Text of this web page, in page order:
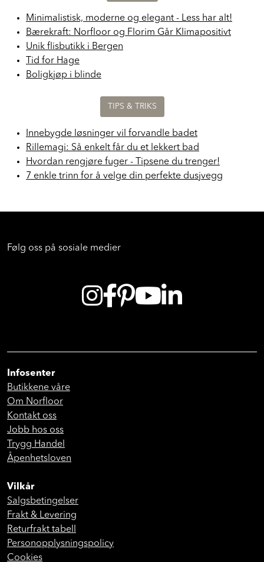
Minimalistisk, moderne og elegant - Less har alt!
Bærekraft: Norfloor og Florim Går Klimapositivt
Unik flisbutikk i Bergen
Tid for Hage
Boligkjøp i blinde
TIPS & TRIKS
Innebygde løsninger vil forvandle badet
Rillemagi: Så enkelt får du et lekkert bad
Hvordan rengjøre fuger - Tipsene du trenger!
7 enkle trinn for å velge din perfekte dusjvegg
Følg oss på sosiale medier
Infosenter
Butikkene våre
Om Norfloor
Kontakt oss
Jobb hos oss
Trygg Handel
Åpenhetsloven
Vilkår
Salgsbetingelser
Frakt & Levering
Returfrakt tabell
Personopplysningspolicy
Cookies